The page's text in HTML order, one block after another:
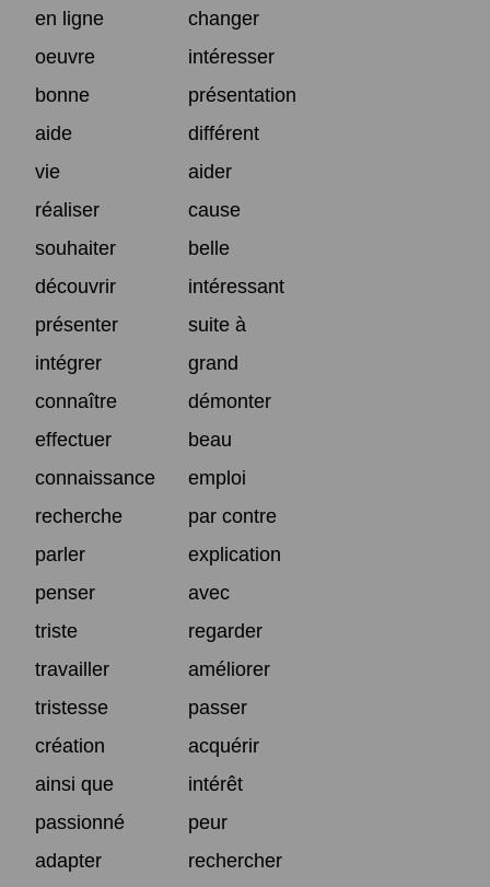
en ligne
changer
oeuvre
intéresser
bonne
présentation
aide
différent
vie
aider
réaliser
cause
souhaiter
belle
découvrir
intéressant
présenter
suite à
intégrer
grand
connaître
démonter
effectuer
beau
connaissance
emploi
recherche
par contre
parler
explication
penser
avec
triste
regarder
travailler
améliorer
tristesse
passer
création
acquérir
ainsi que
intérêt
passionné
peur
adapter
rechercher